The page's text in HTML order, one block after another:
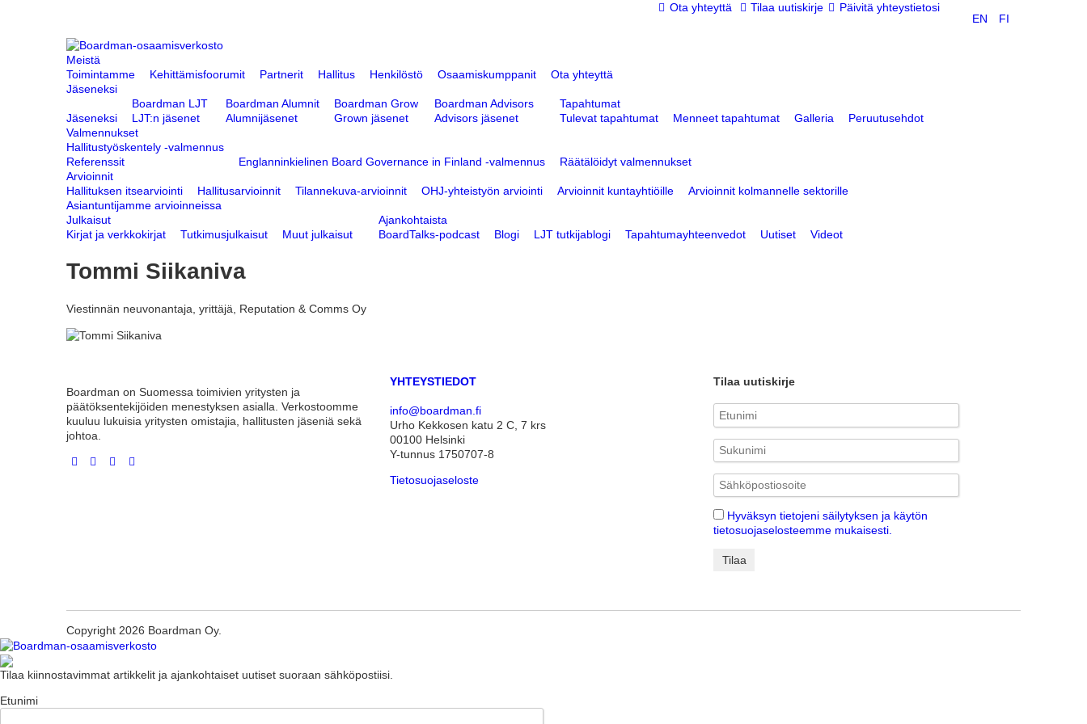
EN FI
Ota yhteyttä Tilaa uutiskirje Päivitä yhteystietosi
Meistä
Toimintamme
Kehittämisfoorumit Partnerit Hallitus Henkilöstö Osaamiskumppanit
Ota yhteyttä
Jäseneksi
Jäseneksi
Boardman LJT
LJT:n jäsenet
Boardman Alumnit
Alumnijäsenet
Boardman Grow
Grown jäsenet
Boardman Advisors
Advisors jäsenet
Tapahtumat
Tulevat tapahtumat
Menneet tapahtumat Galleria
Peruutusehdot
Valmennukset
Hallitustyöskentely -valmennus
Referenssit
Englanninkielinen Board Governance in Finland -valmennus
Räätälöidyt valmennukset
Arvioinnit
Hallituksen itsearviointi
Hallitusarvioinnit Tilannekuva-arvioinnit OHJ-yhteistyön arviointi Arvioinnit kuntayhtiöille
Arvioinnit kolmannelle sektorille
Asiantuntijamme arvioinneissa
Julkaisut
Kirjat ja verkkokirjat
Tutkimusjulkaisut Muut julkaisut
Ajankohtaista
BoardTalks-podcast
Blogi LJT tutkijablogi Tapahtumayhteenvedot Uutiset Videot
Tommi Siikaniva
Viestinnän neuvonantaja, yrittäjä, Reputation & Comms Oy
Boardman on Suomessa toimivien yritysten ja
päätöksentekijöiden menestyksen asialla. Verkostoomme
kuuluu lukuisia yritysten omistajia, hallitusten jäseniä sekä
johtoa.
YHTEYSTIEDOT
info@boardman.fi
Urho Kekkosen katu 2 C, 7 krs
00100 Helsinki
Y-tunnus 1750707-8
Tietosuojaseloste
Tilaa uutiskirje
Hyväksyn tietojeni säilytyksen ja käytön
tietosuojaselosteemme mukaisesti.
Copyright 2026 Boardman Oy.
Tilaa kiinnostavimmat artikkelit ja ajankohtaiset uutiset suoraan sähköpostiisi.
Etunimi